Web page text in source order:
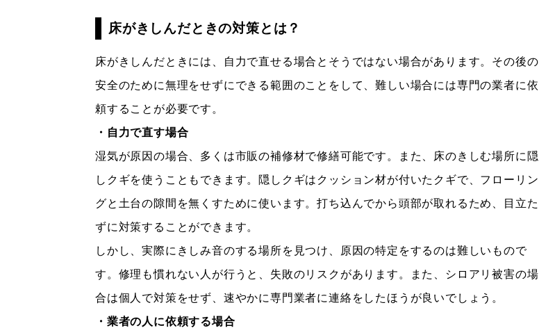
床がきしんだときの対策とは？
床がきしんだときには、自力で直せる場合とそうではない場合があります。その後の
安全のために無理をせずにできる範囲のことをして、難しい場合には専門の業者に依
頼することが必要です。
・自力で直す場合
湿気が原因の場合、多くは市販の補修材で修繕可能です。また、床のきしむ場所に隠
しクギを使うこともできます。隠しクギはクッション材が付いたクギで、フローリン
グと土台の隙間を無くすために使います。打ち込んでから頭部が取れるため、目立た
ずに対策することができます。
しかし、実際にきしみ音のする場所を見つけ、原因の特定をするのは難しいもので
す。修理も慣れない人が行うと、失敗のリスクがあります。また、シロアリ被害の場
合は個人で対策をせず、速やかに専門業者に連絡をしたほうが良いでしょう。
・業者の人に依頼する場合